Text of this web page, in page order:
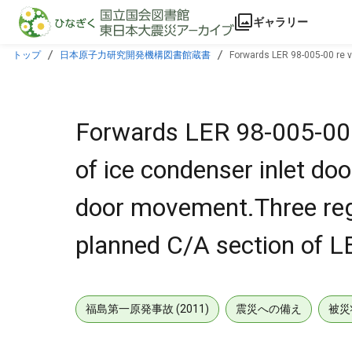
本文に飛ぶ
ギャラリー
トップ 日本原子力研究開発機構図書館蔵書
Forwards LER 98-005-00
Forwards LER 98-005-
of ice condenser inlet
door movement.Three
planned C/A section of
福島第一原発事故 (2011) 震災への備え 被災